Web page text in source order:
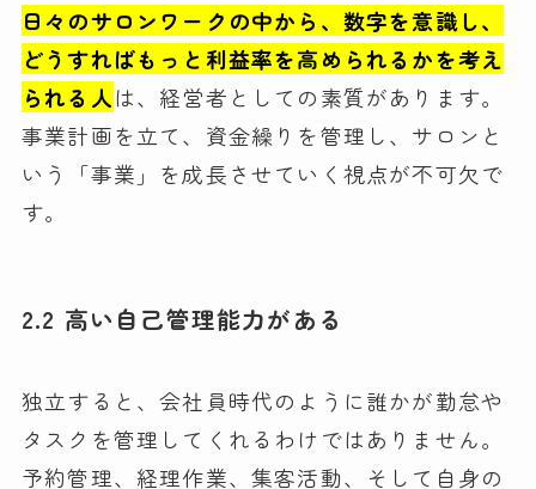
日々のサロンワークの中から、数字を意識し、
どうすればもっと利益率を高められるかを考え
られる人は、経営者としての素質があります。
事業計画を立て、資金繰りを管理し、サロンと
いう「事業」を成長させていく視点が不可欠で
す。
2.2 高い自己管理能力がある
独立すると、会社員時代のように誰かが勤怠や
タスクを管理してくれるわけではありません。
予約管理、経理作業、集客活動、そして自身の